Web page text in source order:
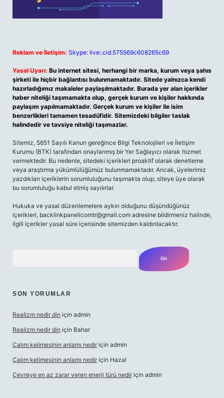
Reklam ve İletişim: Skype: live:.cid.575569c608265c69
Yasal Uyarı: Bu internet sitesi, herhangi bir marka, kurum veya şahıs
şirketi ile hiçbir bağlantısı bulunmamaktadır. Sitede yalnızca kendi
hazırladığımız makaleler paylaşılmaktadır. Burada yer alan içerikler
haber niteliği taşımamakta olup, gerçek kurum ve kişiler hakkında
paylaşım yapılmamaktadır. Gerçek kurum ve kişiler ile isim
benzerlikleri tamamen tesadüfidir. Sitemizdeki bilgiler taslak
halindedir ve tavsiye niteliği taşımazlar.
Sitemiz, 5651 Sayılı Kanun gereğince Bilgi Teknolojileri ve İletişim
Kurumu (BTK) tarafından onaylanmış bir Yer Sağlayıcı olarak hizmet
vermektedir. Bu nedenle, sitedeki içerikleri proaktif olarak denetleme
veya araştırma yükümlülüğümüz bulunmamaktadır. Ancak, üyelerimiz
yazdıkları içeriklerin sorumluluğunu taşımakta olup, siteye üye olarak
bu sorumluluğu kabul etmiş sayılırlar.
Hukuka ve yasal düzenlemelere aykırı olduğunu düşündüğünüz
içerikleri, backlinkpanelicomtr@gmail.com adresine bildirmeniz halinde,
ilgili içerikler yasal süre içerisinde sitemizden kaldırılacaktır.
SON YORUMLAR
Realizm nedir din için admin
Realizm nedir din için Bahar
Çalım kelimesinin anlamı nedir için admin
Çalım kelimesinin anlamı nedir için Hazal
Çevreye en az zarar veren enerji türü nedir için admin